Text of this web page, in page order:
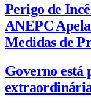
Perigo de
ANEPC
Medidas de
Governo está